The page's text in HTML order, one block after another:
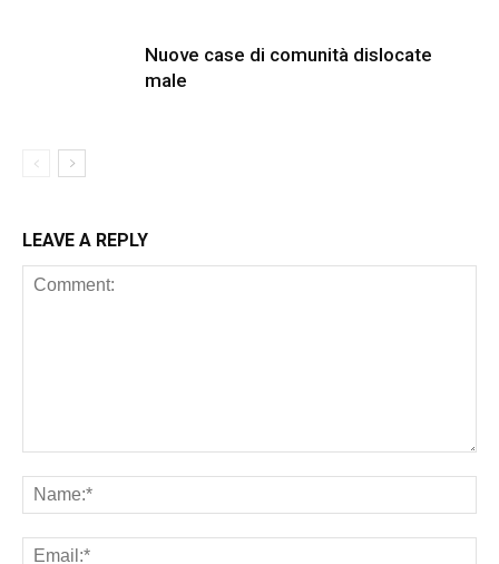
Nuove case di comunità dislocate
male
LEAVE A REPLY